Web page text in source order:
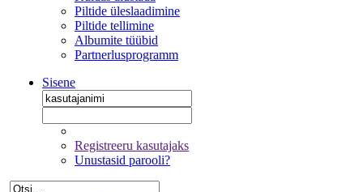
Piltide üleslaadimine
Piltide tellimine
Albumite tüübid
Partnerlusprogramm
Sisene
Registreeru kasutajaks
Unustasid parooli?